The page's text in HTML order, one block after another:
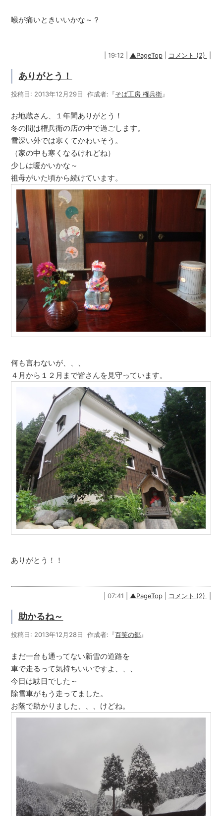
喉が痛いときいいかな～？
| 19:12 | ▲PageTop| コメント (2)
ありがとう！
投稿日: 2013年12月29日 作成者:『そば工房 権兵衛』
お地蔵さん、１年間ありがとう！
冬の間は権兵衛の店の中で過ごします。
雪深い外では寒くてかわいそう。
（家の中も寒くなるけれどね）
少しは暖かいかな～
祖母がいた頃から続けています。
何も言わないが、、、
４月から１２月まで皆さんを見守っています。
ありがとう！！
| 07:41 | ▲PageTop| コメント (2)
助かるね～
投稿日: 2013年12月28日 作成者:『百笑の郷』
まだ一台も通ってない新雪の道路を
車で走るって気持ちいいですよ、、、
今日は駄目でした～
除雪車がもう走ってました。
お蔭で助かりました、、、けどね。